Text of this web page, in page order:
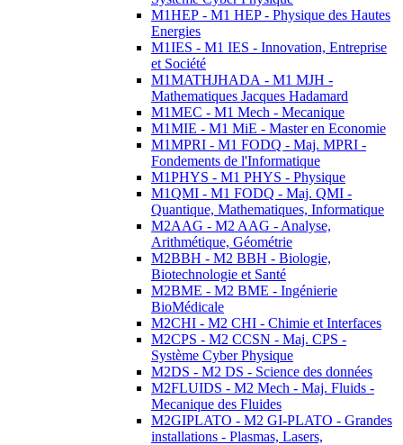
M1HEP - M1 HEP - Physique des Hautes
Energies
M1IES - M1 IES - Innovation, Entreprise
et Société
M1MATHJHADA - M1 MJH -
Mathematiques Jacques Hadamard
M1MEC - M1 Mech - Mecanique
M1MIE - M1 MiE - Master en Economie
M1MPRI - M1 FODQ - Maj. MPRI -
Fondements de l'Informatique
M1PHYS - M1 PHYS - Physique
M1QMI - M1 FODQ - Maj. QMI -
Quantique, Mathematiques, Informatique
M2AAG - M2 AAG - Analyse,
Arithmétique, Géométrie
M2BBH - M2 BBH - Biologie,
Biotechnologie et Santé
M2BME - M2 BME - Ingénierie
BioMédicale
M2CHI - M2 CHI - Chimie et Interfaces
M2CPS - M2 CCSN - Maj. CPS -
Système Cyber Physique
M2DS - M2 DS - Science des données
M2FLUIDS - M2 Mech - Maj. Fluids -
Mecanique des Fluides
M2GIPLATO - M2 GI-PLATO - Grandes
installations - Plasmas, Lasers,